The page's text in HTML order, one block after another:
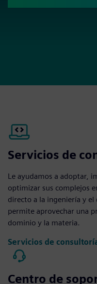
Servicios de
Le ayudamos a adoptar,
optimizar sus complejos
directo a la ingeniería y
permite aprovechar una
dominio y la materia.
Servicios de
Centro de